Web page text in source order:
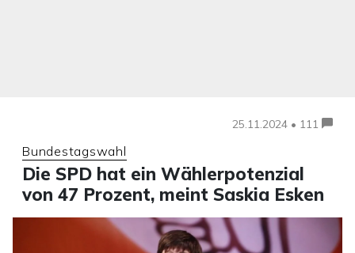
25.11.2024 • 111
Bundestagswahl
Die SPD hat ein Wählerpotenzial
von 47 Prozent, meint Saskia Esken